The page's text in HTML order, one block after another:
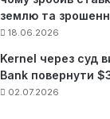
землю та
18.06.2026
Kernel через суд
Bank повернути
02.07.2026